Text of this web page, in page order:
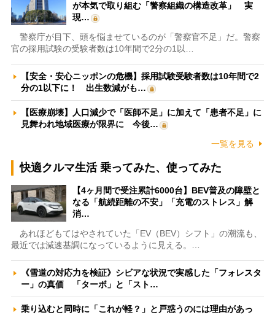
が本気で取り組む「警察組織の構造改革」 実
現…
警察庁が目下、頭を悩ませているのが「警察官不足」だ。警察
官の採用試験の受験者数は10年間で2分の1以…
【安全・安心ニッポンの危機】採用試験受験者数は10年間で2
分の1以下に！ 出生数減がも…
【医療崩壊】人口減少で「医師不足」に加えて「患者不足」に
見舞われ地域医療が限界に 今後…
一覧を見る
快適クルマ生活 乗ってみた、使ってみた
【4ヶ月間で受注累計6000台】BEV普及の障壁と
なる「航続距離の不安」「充電のストレス」解
消…
あれほどもてはやされていた「EV（BEV）シフト」の潮流も、
最近では減速基調になっているように見える。…
《雪道の対応力を検証》シビアな状況で実感した「フォレスタ
ー」の真価 「ターボ」と「スト…
乗り込むと同時に「これが軽？」と戸惑うのには理由があっ